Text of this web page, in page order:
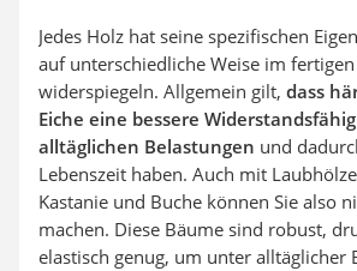
Jedes Holz hat seine spezifischen
auf unterschiedliche Weise im
widerspiegeln. Allgemein gilt, dass
Eiche eine bessere
alltäglichen Belastungen und
Lebenszeit haben. Auch mit
Kastanie und Buche können Sie also
machen. Diese Bäume sind robust,
elastisch genug, um unter alltäglicher